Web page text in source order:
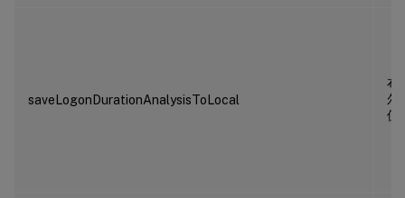
saveLogonDurationAnalysisToLocal
布
尔
值